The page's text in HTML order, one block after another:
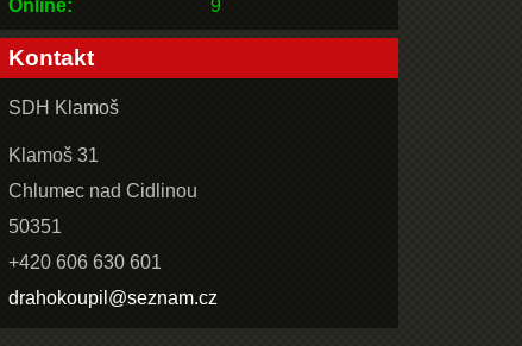
Online: 9
Kontakt
SDH Klamoš
Klamoš 31
Chlumec nad Cidlinou
50351
+420 606 630 601
drahokoupil@seznam.cz